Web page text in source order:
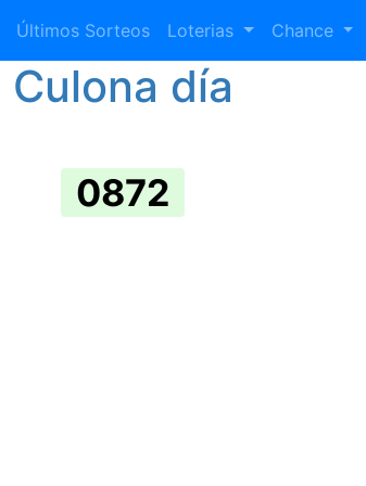
Últimos Sorteos Loterias Chance
Culona día
0872